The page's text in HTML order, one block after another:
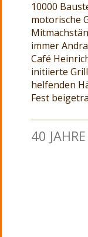
10000
motorische
immer
Café
initiierte
helfenden
Fest
40